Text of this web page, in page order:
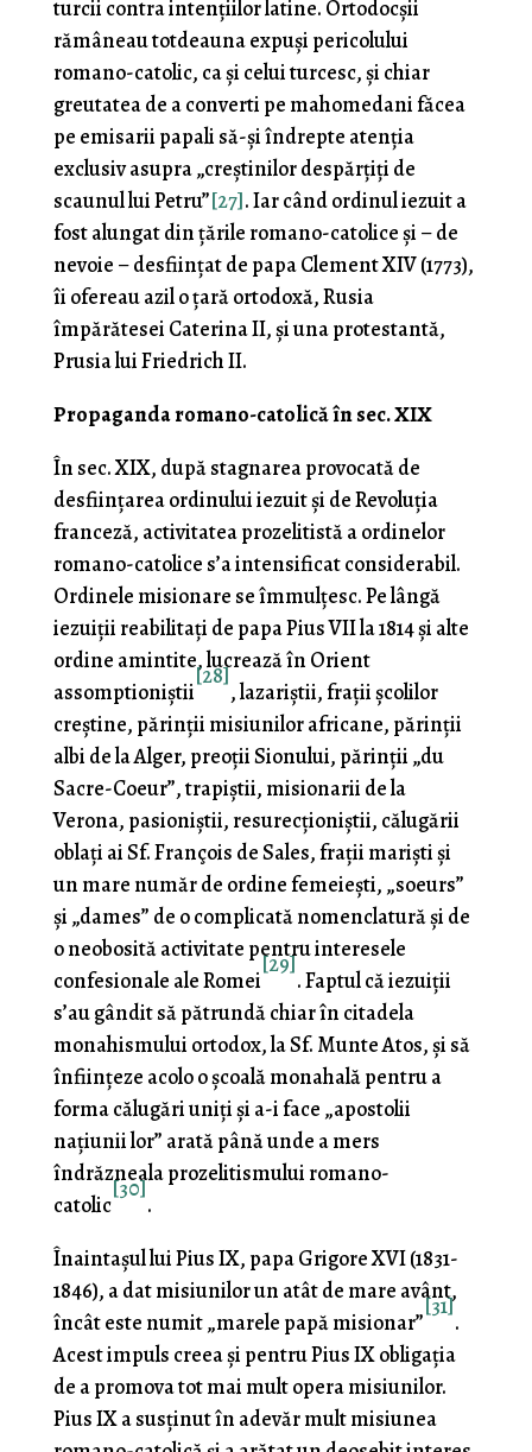
turcii contra intenţiilor la­tine. Ortodocşii
rămâneau totdeauna expuşi pericolului
romano-catolic, ca şi celui turcesc, şi chiar
greutatea de a converti pe mahomedani făcea
pe emisarii papali să-şi în­drepte atenţia
exclusiv asupra „creştinilor despărţiţi de
scaunul lui Petru”[27]. Iar când ordinul iezuit a
fost alungat din ţările romano-catolice şi – de
nevoie – desfiinţat de papa Clement XIV (1773),
îi ofereau azil o țară ortodoxă, Rusia
împărătesei Caterina II, şi una protestantă,
Prusia lui Friedrich II.
Propaganda romano-catolică în sec. XIX
În sec. XIX, după stagnarea provocată de
desfiin­ţarea ordinului iezuit şi de Revoluţia
franceză, activitatea prozelitistă a ordinelor
romano-catolice s’a intensificat con­siderabil.
Ordinele misionare se îmmulțesc. Pe lângă
iezuiţii reabilitaţi de papa Pius VII la 1814 şi alte
ordine amintite, lucrează în Orient
assomptioniştii
[28]
, lazariştii, fraţii şcolilor
creştine, părinţii misiunilor africane, părinţii
albi de la Alger, preoţii Sionului, părinţii „du
Sacre-Coeur”, trapiştii, misio­narii de la
Verona, pasioniştii, resurecționiştii, călugării
oblaţi ai Sf. François de Sales, fraţii marişti şi
un mare număr de ordine femeieşti, „soeurs”
şi „dames” de o complicată nomenclatură şi de
o neobosită activitate pentru interesele
confesionale ale Romei
[29]
. Faptul că iezuiţii
s’au gândit să pătrundă chiar în citadela
monahismului ortodox, la Sf. Munte Atos, şi să
înfiinţeze acolo o şcoală monahală pen­tru a
forma călugări uniţi şi a-i face „apostolii
naţiunii lor” arată până unde a mers
îndrăzneala prozelitismului romano-
catolic
[30]
.
Înaintaşul lui Pius IX, papa Grigore XVI (1831-
1846), a dat misiunilor un atât de mare avânt,
încât este numit „marele papă misionar”
[31]
.
Acest impuls creea şi pentru Pius IX obligaţia
de a promova tot mai mult opera misi­unilor.
Pius IX a susţinut în adevăr mult misiunea